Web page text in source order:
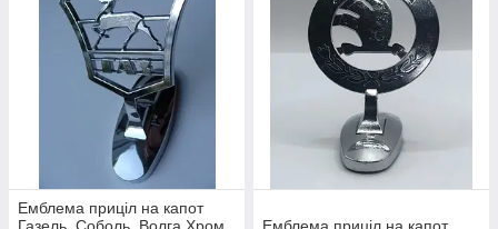
Емблема приціл на капот